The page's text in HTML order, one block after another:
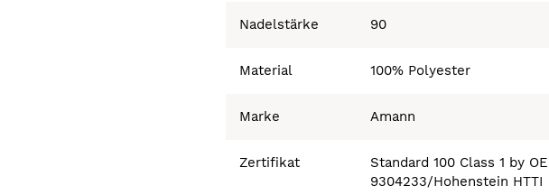
Nadelstärke 90
Material 100% Polyester
Marke Amann
Zertifikat
Standard 100 Class 1 by
9304233/Hohenstein HTTI